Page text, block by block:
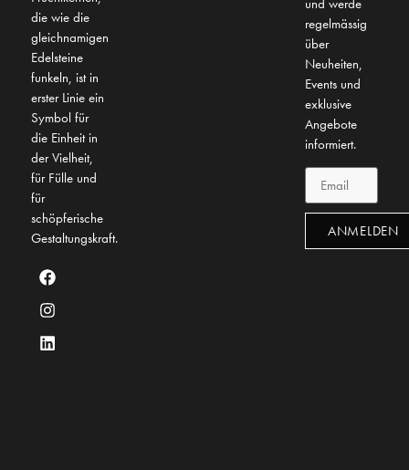
die wie die
gleichnamigen
Edelsteine
funkeln, ist in
erster Linie ein
Symbol für
die Einheit in
der Vielheit,
für Fülle und
für
schöpferische
Gestaltungskraft.
regelmässig
über
Neuheiten,
Events und
exklusive
Angebote
informiert.
ANMELDEN